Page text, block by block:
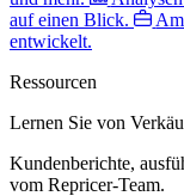
auf einen Blick.
entwickelt.
Ressourcen
Lernen Sie von
Kundenberichte,
vom Repricer-Team.